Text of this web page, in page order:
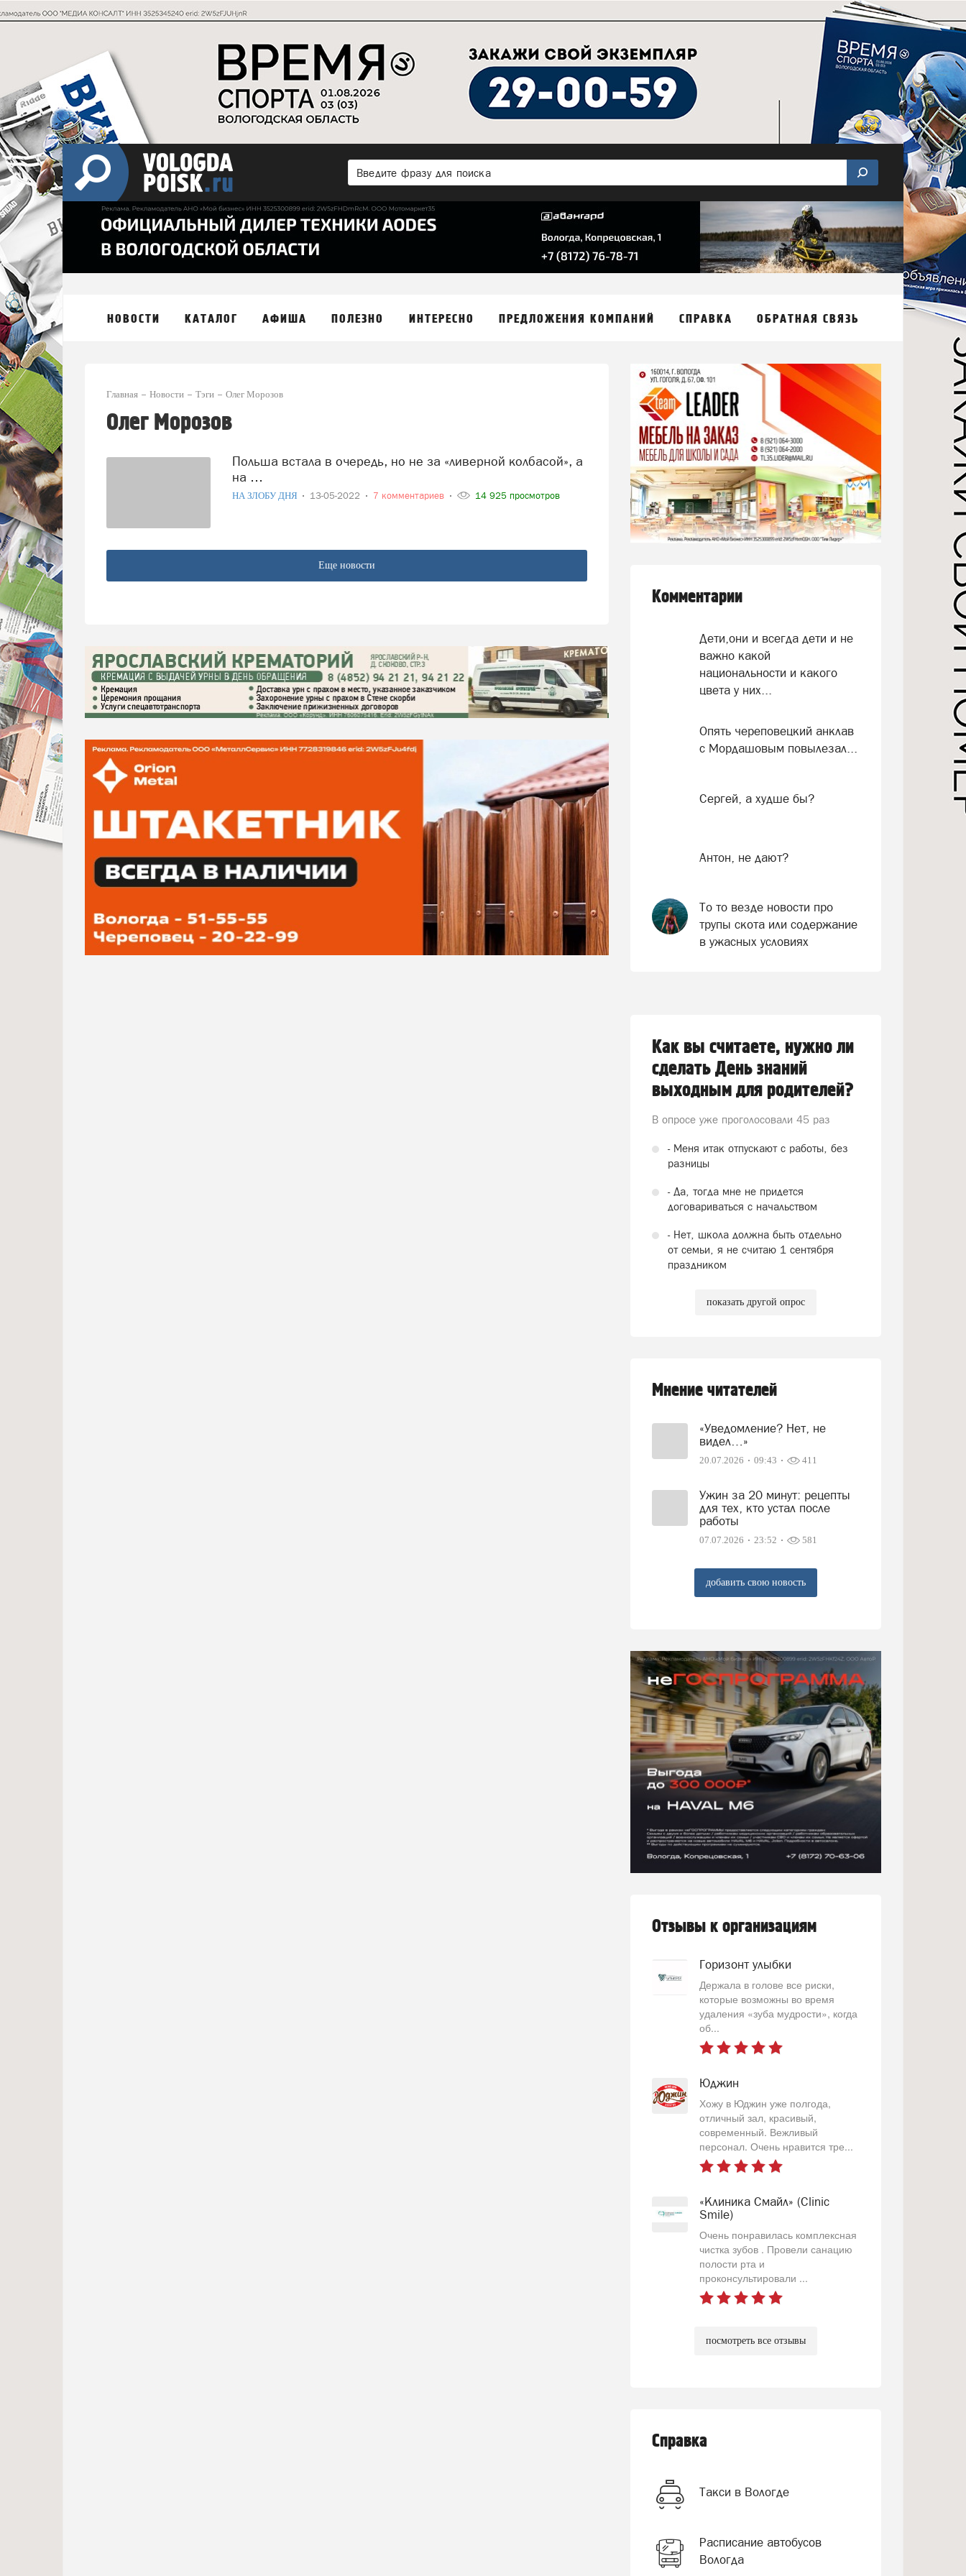
НОВОСТИ КАТАЛОГ АФИША ПОЛЕЗНО ИНТЕРЕСНО ПРЕДЛОЖЕНИЯ КОМПАНИЙ СПРАВКА ОБРАТНАЯ СВЯЗЬ
Главная Новости Тэги Олег Морозов
Олег Морозов
Польша встала в очередь, но не за «ливерной колбасой», а
на …
НА ЗЛОБУ ДНЯ 13-05-2022 7 комментариев 14 925 просмотров
Еще новости
Комментарии
Дети,они и всегда дети и не
важно какой
национальности и какого
цвета у них...
Опять череповецкий анклав
с Мордашовым повылезал...
Сергей, а худше бы?
Антон, не дают?
То то везде новости про
трупы скота или содержание
в ужасных условиях
Как вы считаете, нужно ли
сделать День знаний
выходным для родителей?
В опросе уже проголосовали 45 раз
- Меня итак отпускают с работы, без
разницы
- Да, тогда мне не придется
договариваться с начальством
- Нет, школа должна быть отдельно
от семьи, я не считаю 1 сентября
праздником
показать другой опрос
Мнение читателей
«Уведомление? Нет, не
видел…»
20.07.2026 09:43 411
Ужин за 20 минут: рецепты
для тех, кто устал после
работы
07.07.2026 23:52 581
добавить свою новость
Отзывы к организациям
Горизонт улыбки
Держала в голове все риски,
которые возможны во время
удаления «зуба мудрости», когда
об...
Юджин
Хожу в Юджин уже полгода,
отличный зал, красивый,
современный. Вежливый
персонал. Очень нравится тре...
«Клиника Смайл» (Clinic
Smile)
Очень понравилась комплексная
чистка зубов . Провели санацию
полости рта и
проконсультировали ...
посмотреть все отзывы
Справка
Такси в Вологде
Расписание автобусов
Вологда